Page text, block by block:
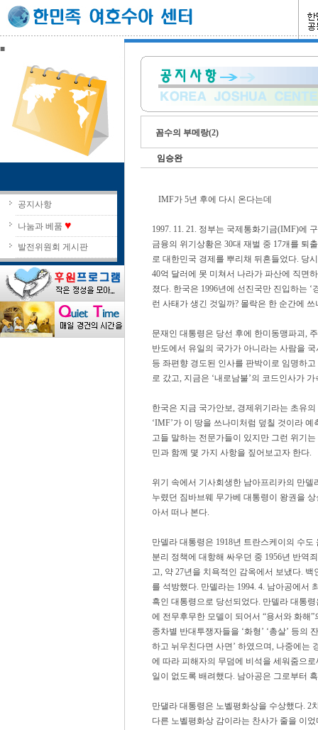
■
공지사항
나눔과 베품 ♥
발전위원회 게시판
꼼수의 부메랑(2)
임승완
IMF가 5년 후에 다시 온다는데
1997. 11. 21. 정부는 국제통화기금(IMF)에
금융의 위기상황은 30대 재벌 중 17개를 퇴
로 대한민국 경제를 뿌리채 뒤흔들었다. 당
40억 달러에 못 미쳐서 나라가 파산에 직면
졌다. 한국은 1996년에 선진국만 진입하는
런 사태가 생긴 것일까? 몰락은 한 순간에
문재인 대통령은 당선 후에 한미동맹파괴,
반도에서 유일의 국가가 아니라는 사람을
등 좌편향 경도된 인사를 판박이로 임명하
로 갔고, 지금은 ‘내로남불’의 코드인사가
한국은 지금 국가안보, 경제위기라는 초유
‘IMF’가 이 땅을 쓰나미처럼 덮칠 것이라
고들 말하는 전문가들이 있지만 그런 위기
민과 함께 몇 가지 사항을 짚어보고자 한다.
위기 속에서 기사회생한 남아프리카의 만델
누렸던 짐바브웨 무가베 대통령이 왕권을
아서 떠나 본다.
만델라 대통령은 1918년 트란스케이의 수
분리 정책에 대항해 싸우던 중 1956년 반역
고, 약 27년을 치욕적인 감옥에서 보냈다.
를 석방했다. 만델라는 1994. 4. 남아공에서
흑인 대통령으로 당선되었다. 만델라 대통
에 전무후무한 모델이 되어서 “용서와 화해
종차별 반대투쟁자들을 ‘화형’ ‘총살’ 등의
하고 뉘우친다면 사면’ 하였으며, 나중에는
에 따라 피해자의 무덤에 비석을 세워줌으
일이 없도록 배려했다. 남아공은 그로부터
만댈라 대통령은 노벨평화상을 수상했다. 2
다른 노벨평화상 감이라는 찬사가 줄을 이